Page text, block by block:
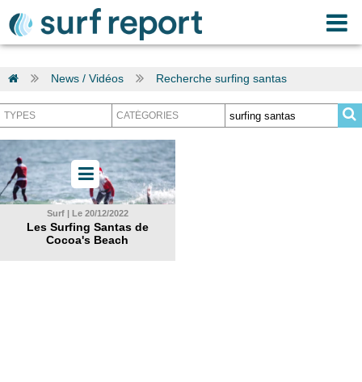
News / Vidéos Recherche surfing santas
Surf | Le 20/12/2022
Les Surfing Santas de
Cocoa's Beach